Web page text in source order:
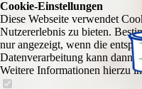
Cookie-Einstellungen
Diese Webseite verwendet
Nutzererlebnis zu bieten.
nur angezeigt, wenn die
Datenverarbeitung kann dann
Weitere Informationen hierzu